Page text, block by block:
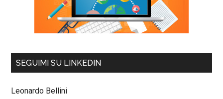
SEGUIMI SU LINKEDIN
Leonardo Bellini